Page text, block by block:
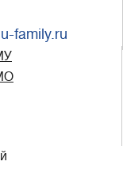
family.ru